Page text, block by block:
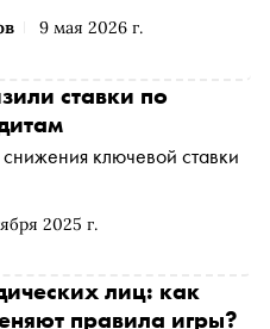
9 мая 2026 г.
2025 г.
ставки по
ключевой ставки
лиц: как
правила игры?